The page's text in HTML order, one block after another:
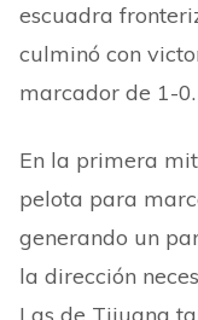
escuadra
culminó con
marcador de 1-0.
En la primera
pelota para
generando un
la dirección